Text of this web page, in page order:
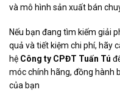
và mô hình sản xuất bán
Nếu bạn đang tìm kiếm giải
quả và tiết kiệm chi phí, hãy
hệ Công ty CPĐT Tuấn Tú
móc chính hãng, đồng hành
của bạn